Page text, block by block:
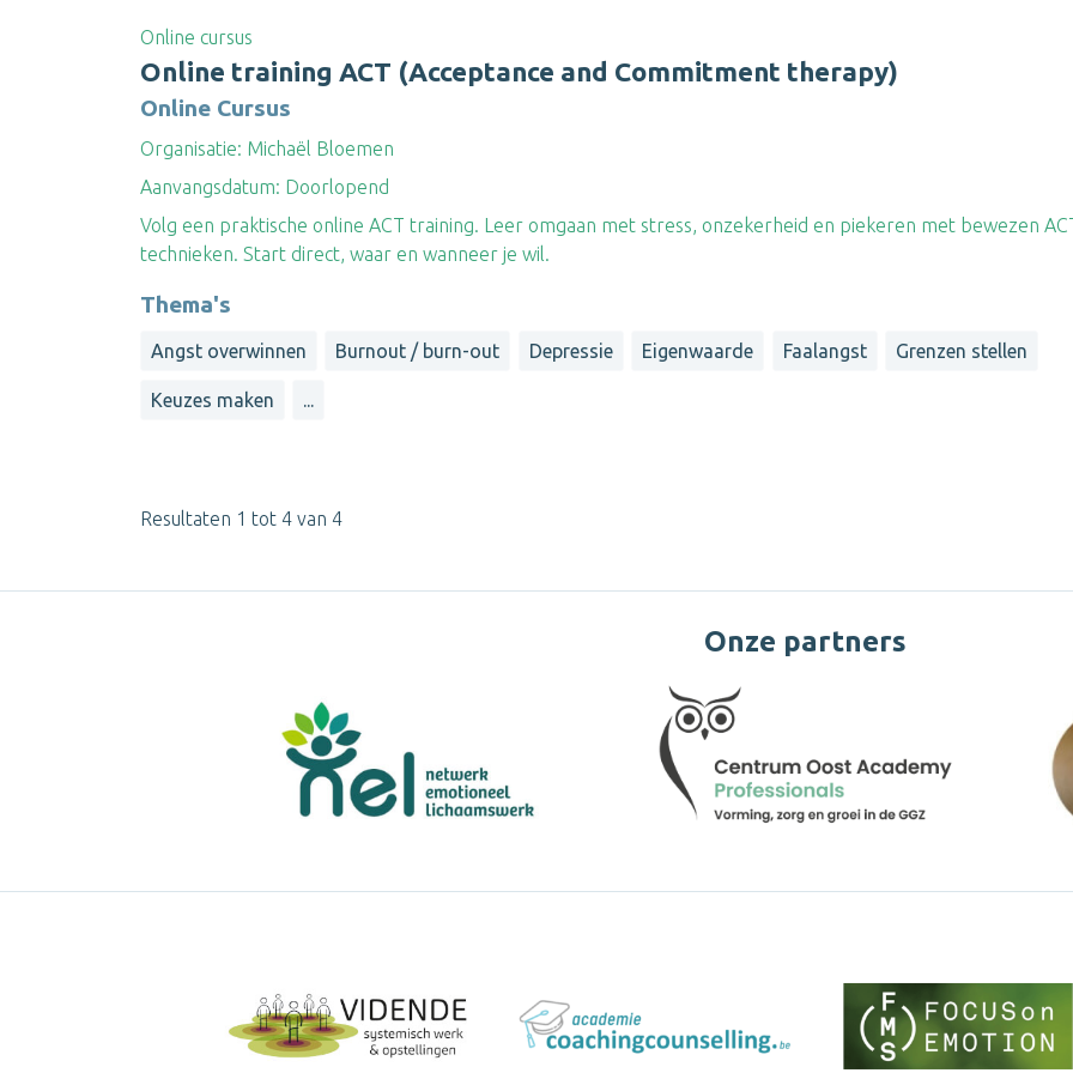
Online cursus
Online training ACT (Acceptance and Commitment therapy)
Online Cursus
Organisatie: Michaël Bloemen
Aanvangsdatum: Doorlopend
Volg een praktische online ACT training. Leer omgaan met stress, onzekerheid en piekeren met bewezen
technieken. Start direct, waar en wanneer je wil.
Thema's
Angst overwinnen Burnout / burn-out Depressie Eigenwaarde Faalangst Grenzen stellen
Keuzes maken
Resultaten 1 tot 4 van 4
Onze partners